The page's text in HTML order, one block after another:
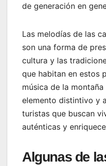
de generación en
Las melodías de las
son una forma de
cultura y las
que habitan en estos
música de la
elemento distintivo y
turistas que buscan
auténticas y
Algunas de